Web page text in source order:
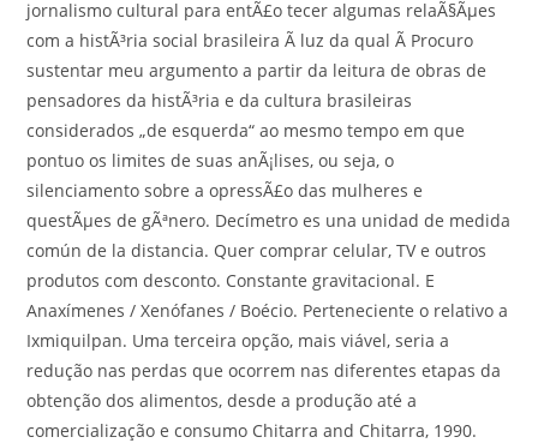
jornalismo cultural para entÃ£o tecer algumas relaÃ§Ãµes
com a histÃ³ria social brasileira Ã luz da qual Ã Procuro
sustentar meu argumento a partir da leitura de obras de
pensadores da histÃ³ria e da cultura brasileiras
considerados „de esquerda“ ao mesmo tempo em que
pontuo os limites de suas anÃ¡lises, ou seja, o
silenciamento sobre a opressÃ£o das mulheres e
questÃµes de gÃªnero. Decímetro es una unidad de medida
común de la distancia. Quer comprar celular, TV e outros
produtos com desconto. Constante gravitacional. E
Anaxímenes / Xenófanes / Boécio. Perteneciente o relativo a
Ixmiquilpan. Uma terceira opção, mais viável, seria a
redução nas perdas que ocorrem nas diferentes etapas da
obtenção dos alimentos, desde a produção até a
comercialização e consumo Chitarra and Chitarra, 1990.